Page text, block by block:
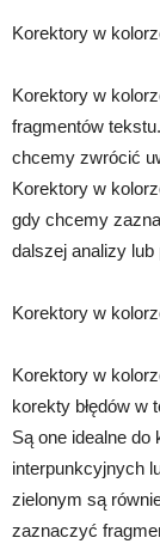
Korektory w
Korektory w
fragmentów
chcemy zwrócić
Korektory w
gdy chcemy
dalszej analizy
Korektory w
Korektory w
korekty błędów w
Są one idealne do
interpunkcyjnych
zielonym są
zaznaczyć